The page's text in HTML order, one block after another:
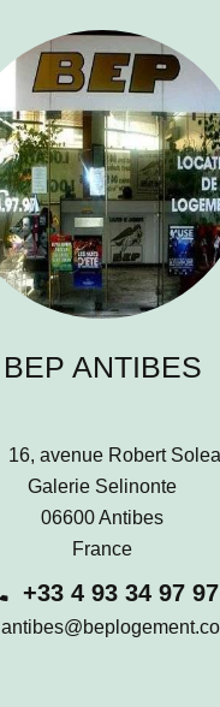
BEP ANTIBES
16, avenue Robert
Galerie Selinonte
06600 Antibes
France
+33 4 93 34 97 97